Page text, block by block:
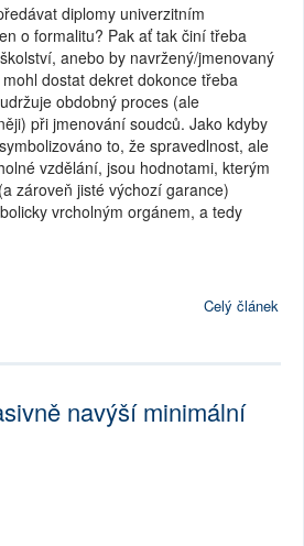
diplomy univerzitním
o formalitu? Pak ať tak činí třeba
anebo by navržený/jmenovaný
dostat dekret dokonce třeba
obdobný proces (ale
při jmenování soudců. Jako kdyby
to, že spravedlnost, ale
vzdělání, jsou hodnotami, kterým
zároveň jisté výchozí garance)
vrcholným orgánem, a tedy
Celý článek
navýší minimální